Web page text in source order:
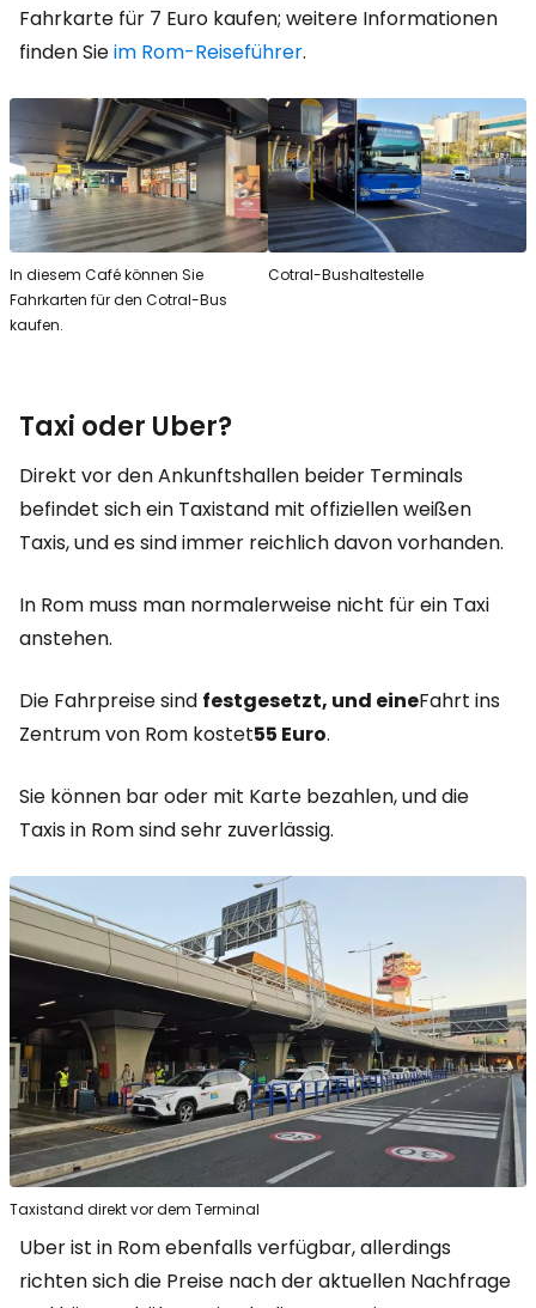
Fahrkarte für 7 Euro kaufen; weitere Informationen
finden Sieim Rom-Reiseführer.
In diesem Café können Sie
Fahrkarten für den Cotral-Bus
kaufen.
Cotral-Bushaltestelle
Taxi oder Uber?
Direkt vor den Ankunftshallen beider Terminals
befindet sich ein Taxistand mit offiziellen weißen
Taxis, und es sind immer reichlich davon vorhanden.
In Rom muss man normalerweise nicht für ein Taxi
anstehen.
Die Fahrpreise sind festgesetzt, und eineFahrt ins
Zentrum von Rom kostet55 Euro.
Sie können bar oder mit Karte bezahlen, und die
Taxis in Rom sind sehr zuverlässig.
Taxistand direkt vor dem Terminal
Uber ist in Rom ebenfalls verfügbar, allerdings
richten sich die Preise nach der aktuellen Nachfrage